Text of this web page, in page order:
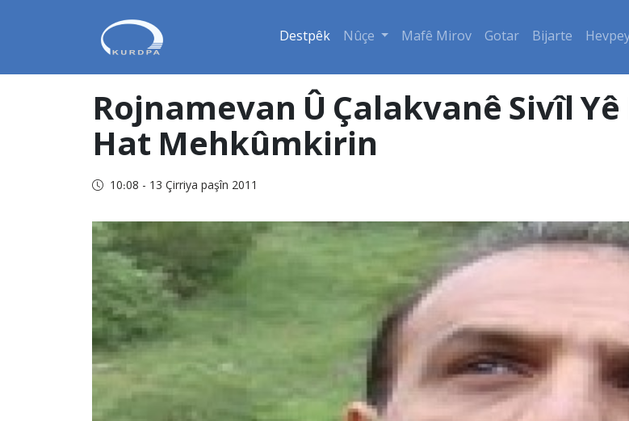
Destpêk Nûçe Mafê Mirov Gotar Bijarte
Rojnamevan Û Çalakvanê Sivîl
Hat Mehkûmkirin
10:08 - 13 Çirriya paşîn 2011